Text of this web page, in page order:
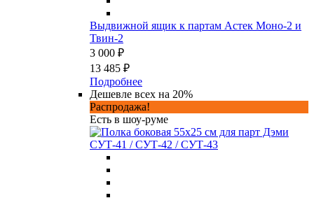
Выдвижной ящик к партам Астек Моно-2 и
Твин-2
3 000 ₽
13 485 ₽
Подробнее
Дешевле всех на 20%
Распродажа!
Есть в шоу-руме